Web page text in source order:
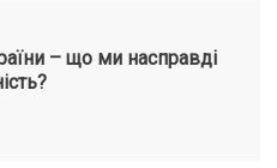
– що ми насправді